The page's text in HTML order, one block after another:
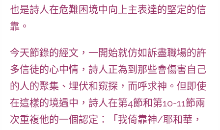
也是詩人在危難困境中向上主表達的堅定的信
靠。
今天節錄的經文，一開始就仿如訴盡職場的許
多信徒的心中情，詩人正為到那些會傷害自己
的人的聚集、埋伏和窺探，而呼求神。但即使
在這樣的境遇中，詩人在第4節和第10-11節兩
次重複他的一個認定：「我倚靠神/耶和華，